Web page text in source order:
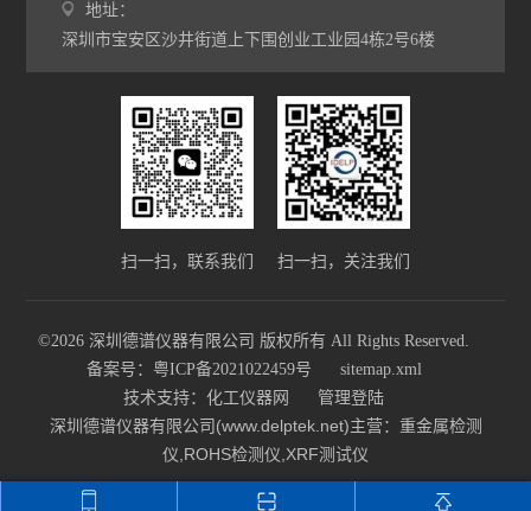
地址：
深圳市宝安区沙井街道上下围创业工业园4栋2号6楼
扫一扫，联系我们 扫一扫，关注我们
©2026 深圳德谱仪器有限公司 版权所有 All Rights Reserved.
备案号：粤ICP备2021022459号
sitemap.xml
技术支持： 化工仪器网 管理登陆
深圳德谱仪器有限公司(www.delptek.net)主营：重金属检测
仪,ROHS检测仪,XRF测试仪